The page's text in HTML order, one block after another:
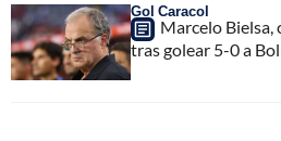
Gol Caracol
Marcelo Bielsa,
tras golear 5-0 a